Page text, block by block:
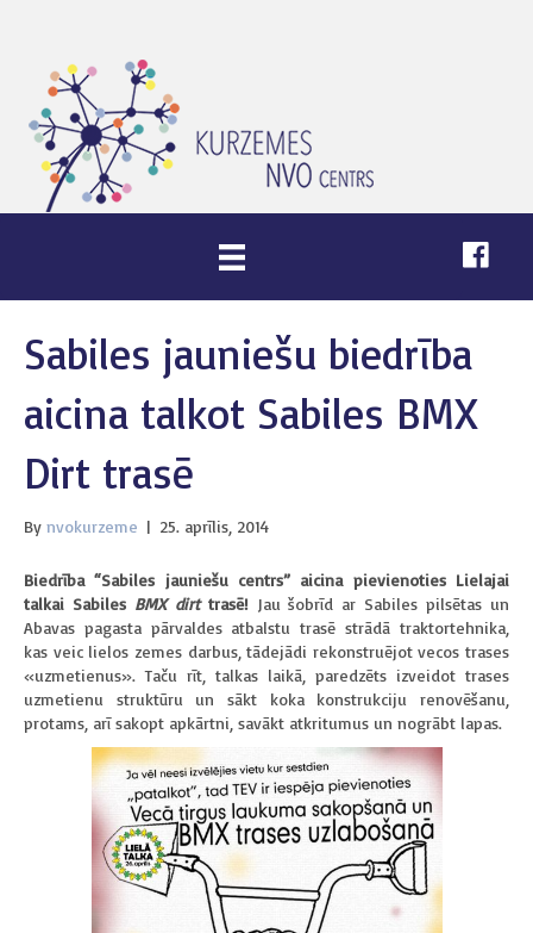
Sabiles jauniešu biedrība
aicina talkot Sabiles BMX
Dirt trasē
By nvokurzeme | 25. aprīlis, 2014
Biedrība “Sabiles jauniešu centrs” aicina pievienoties Lielajai
talkai SabilesBMX dirttrasē!Jau šobrīd ar Sabiles pilsētas un
Abavas pagasta pārvaldes atbalstu trasē strādā traktortehnika,
kas veic lielos zemes darbus, tādejādi rekonstruējot vecos trases
«uzmetienus». Taču rīt, talkas laikā, paredzēts izveidot trases
uzmetienu struktūru un sākt koka konstrukciju renovēšanu,
protams, arī sakopt apkārtni, savākt atkritumus un nogrābt lapas.